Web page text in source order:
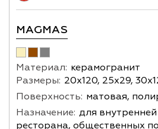
MAGMAS
Материал: керамогранит
Размеры: 20х120, 25х29,
Поверхность: матовая,
Назначение: для
ресторана, общественных